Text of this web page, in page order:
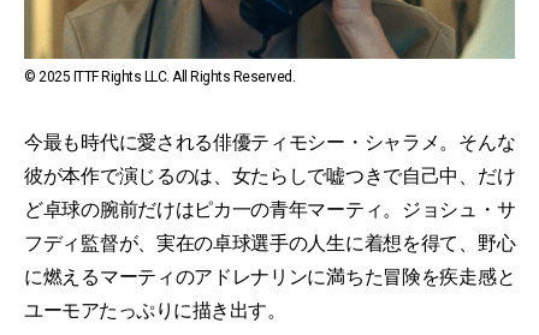
© 2025 ITTF Rights LLC. All Rights Reserved.
今最も時代に愛される俳優ティモシー・シャラメ。そんな
彼が本作で演じるのは、女たらしで嘘つきで自己中、だけ
ど卓球の腕前だけはピカ一の青年マーティ。ジョシュ・サ
フディ監督が、実在の卓球選手の人生に着想を得て、野心
に燃えるマーティのアドレナリンに満ちた冒険を疾走感と
ユーモアたっぷりに描き出す。